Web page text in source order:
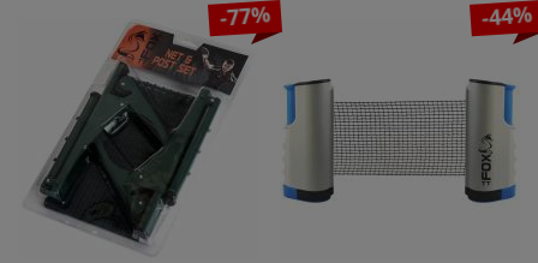
-77% -44%